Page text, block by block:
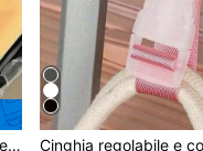
SikeSike Set da 6/12 borse con cerniera opache per il viaggio, borsa per il trucco, borsa da toilette, organizer per vacanze, organizer grande per il trucco, custodia per il trucco, per rossetti, pennelli, prodotti per la cura della pelle, telefoni cellulari, monete, piccoli oggetti, per uso domestico, regalo, vacanze e festival di Ognissanti, Natale, multifunzionale, vibes boho